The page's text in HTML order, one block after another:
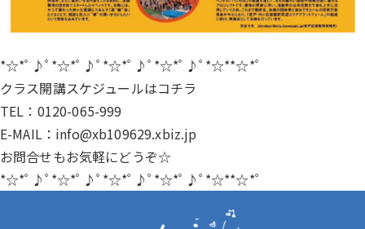
*☆*ﾟ♪ﾟ*☆*ﾟ♪ﾟ*☆*ﾟ♪ﾟ*☆*ﾟ♪ﾟ*☆**☆*ﾟ
クラス開講スケジュールはコチラ
TEL：0120-065-999
E-MAIL：info@xb109629.xbiz.jp
お問合せもお気軽にどうぞ☆
*☆*ﾟ♪ﾟ*☆*ﾟ♪ﾟ*☆*ﾟ♪ﾟ*☆*ﾟ♪ﾟ*☆**☆*ﾟ